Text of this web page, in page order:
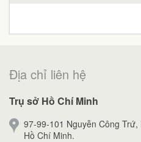
Địa chỉ liên hệ
Trụ sở Hồ Chí Minh
97-99-101 Nguyễn Công
Hồ Chí Minh.